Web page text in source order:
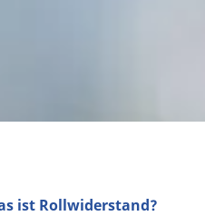
ist Rollwiderstand?